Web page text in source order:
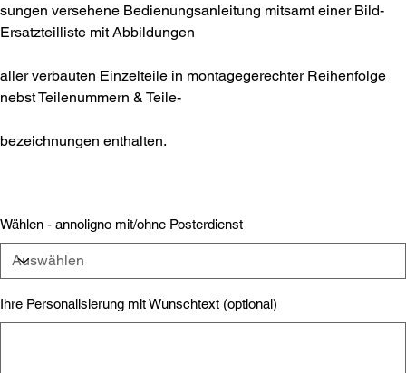
sungen versehene Bedienungsanleitung mitsamt einer Bild-
Ersatzteilliste mit Abbildungen
aller verbauten Einzelteile in montagegerechter Reihenfolge
nebst Teilenummern & Teile-
bezeichnungen enthalten.
Wählen - annoligno mit/ohne Posterdienst
Ihre Personalisierung mit Wunschtext (optional)